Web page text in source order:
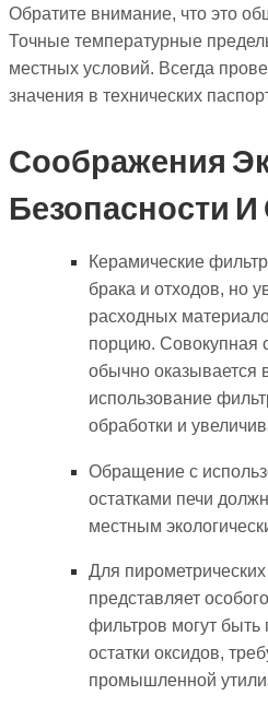
Обратите внимание, что это
Точные температурные
местных условий. Всегда
значения в технических
Соображения
Безопасности
Керамические
брака и отходов, но
расходных
порцию. Совокупная
обычно оказывается
использование
обработки и
Обращение с
остатками печи
местным
Для
представляет
фильтров могут
остатки оксидов,
промышленной